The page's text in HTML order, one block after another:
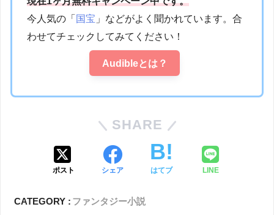
今人気の「 国宝 」などがよく聞かれています。合
わせてチェックしてみてください！
Audibleとは？
SHARE
ポスト シェア はてブ LINE
CATEGORY : ファンタジー小説